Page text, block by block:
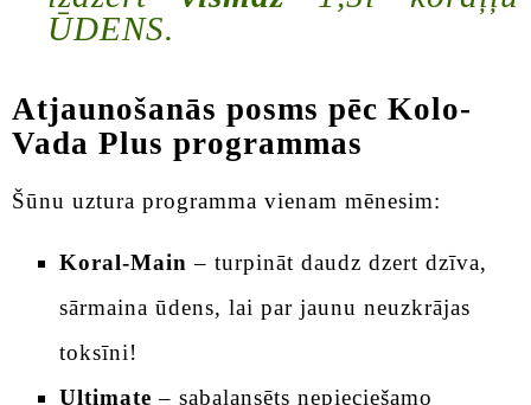
ŪDENS.
Atjaunošanās posms pēc Kolo-
Vada Plus programmas
Šūnu uztura programma vienam mēnesim:
Koral-Main – turpināt daudz dzert dzīva,
sārmaina ūdens, lai par jaunu neuzkrājas
toksīni!
Ultimate – sabalansēts nepieciešamo